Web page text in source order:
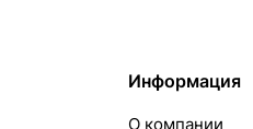
Информация
О компании